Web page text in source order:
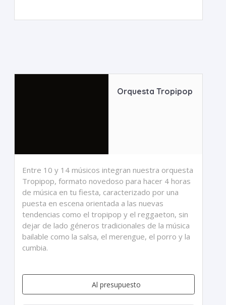
Orquesta Tropipop
Entre 10 y 14 músicos integran nuestra orquesta
Tropipop, formato novedoso para hacer 4 horas
de música en tu fiesta, caracterizado por una
puesta en escena orientada a las nuevas
tendencias como el tropipop y el reggaeton, sin
dejar de lado géneros tradicionales de la música
bailable como la salsa, el merengue, el porro y la
cumbia.
Al presupuesto